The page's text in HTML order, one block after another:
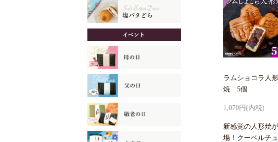
ラムショコラ人形
焼 5個
1,070円(内税)
新感覚の人形焼
場！クーベルチ